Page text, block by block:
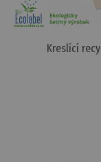
Kreslící